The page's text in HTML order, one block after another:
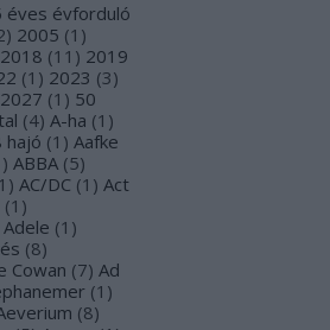
éves évforduló
) 2005 (1 )
2018 (11 ) 2019
(1 ) 2023 (3)
2027 (1 ) 50
(4) A-ha (1 )
hajó (1 ) Aafke
) ABBA (5)
1 ) AC/DC (1 ) Act
(1 )
Adele (1 )
(8)
Cowan (7) Ad
(1 )
(8)